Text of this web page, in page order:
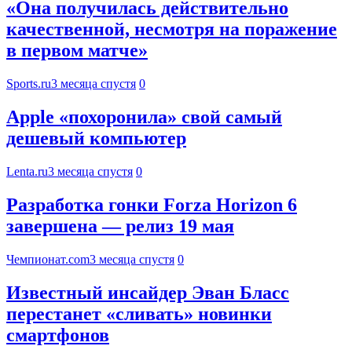
«Она получилась действительно
качественной, несмотря на поражение
в первом матче»
Sports.ru3 месяца спустя 0
Apple «похоронила» свой самый
дешевый компьютер
Lenta.ru3 месяца спустя 0
Разработка гонки Forza Horizon 6
завершена — релиз 19 мая
Чемпионат.com3 месяца спустя 0
Известный инсайдер Эван Бласс
перестанет «сливать» новинки
смартфонов